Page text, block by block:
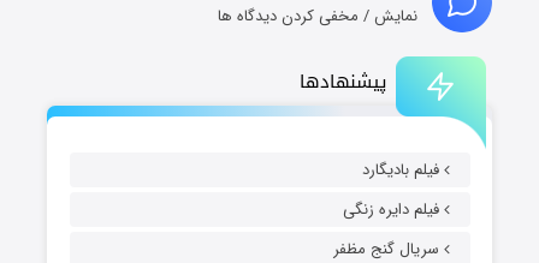
پیشنهادها
فیلم بادیگارد
فیلم دایره زنگی
سریال گنج مظفر
نمایش / مخفی کردن دیدگاه ها